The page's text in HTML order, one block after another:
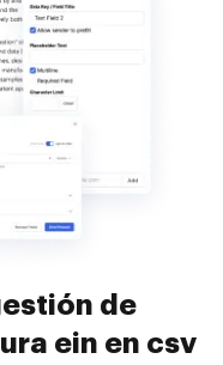
de
ein en csv